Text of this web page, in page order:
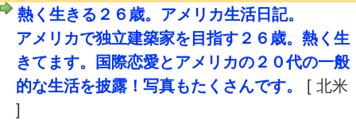
熱く生きる２６歳。アメリカ生活日記。
アメリカで独立建築家を目指す２６歳。熱く生
きてます。国際恋愛とアメリカの２０代の一般
的な生活を披露！写真もたくさんです。
[ 北米
]